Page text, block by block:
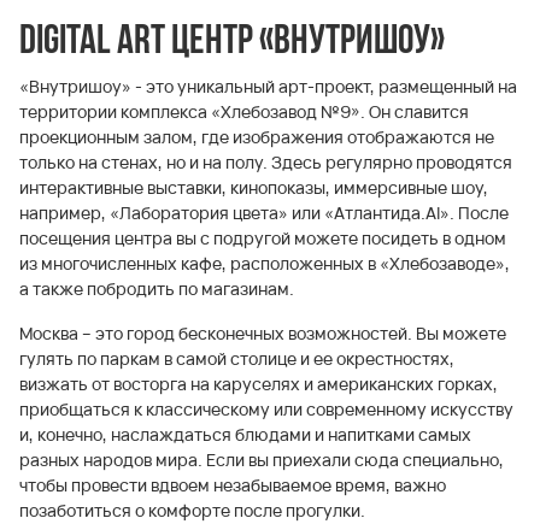
Digital Art Центр «Внутришоу»
«Внутришоу» - это уникальный арт-проект, размещенный на
территории комплекса «Хлебозавод №9». Он славится
проекционным залом, где изображения отображаются не
только на стенах, но и на полу. Здесь регулярно проводятся
интерактивные выставки, кинопоказы, иммерсивные шоу,
например, «Лаборатория цвета» или «Атлантида.Al». После
посещения центра вы с подругой можете посидеть в одном
из многочисленных кафе, расположенных в «Хлебозаводе»,
а также побродить по магазинам.
Москва – это город бесконечных возможностей. Вы можете
гулять по паркам в самой столице и ее окрестностях,
визжать от восторга на каруселях и американских горках,
приобщаться к классическому или современному искусству
и, конечно, наслаждаться блюдами и напитками самых
разных народов мира. Если вы приехали сюда специально,
чтобы провести вдвоем незабываемое время, важно
позаботиться о комфорте после прогулки.